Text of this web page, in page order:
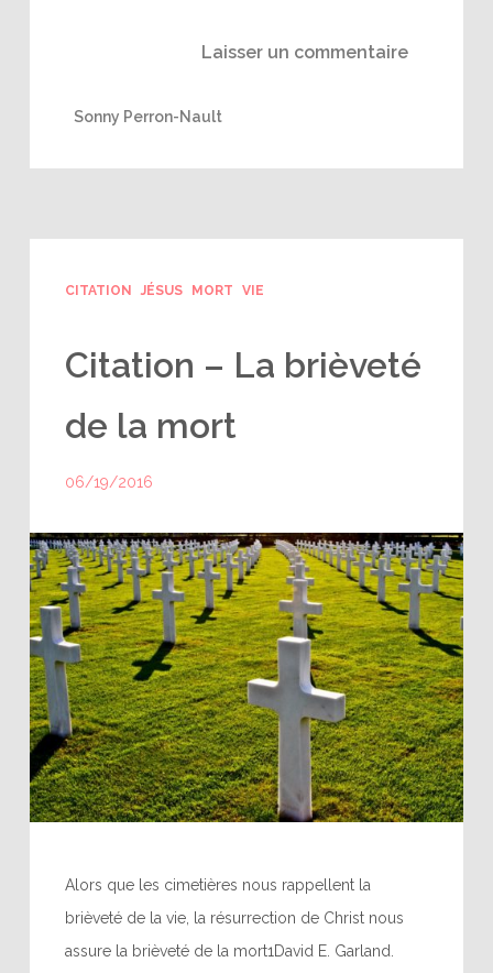
Laisser un commentaire
Sonny Perron-Nault
CITATION JÉSUS MORT VIE
Citation – La brièveté
de la mort
06/19/2016
Alors que les cimetières nous rappellent la
brièveté de la vie, la résurrection de Christ nous
assure la brièveté de la mort1David E. Garland.